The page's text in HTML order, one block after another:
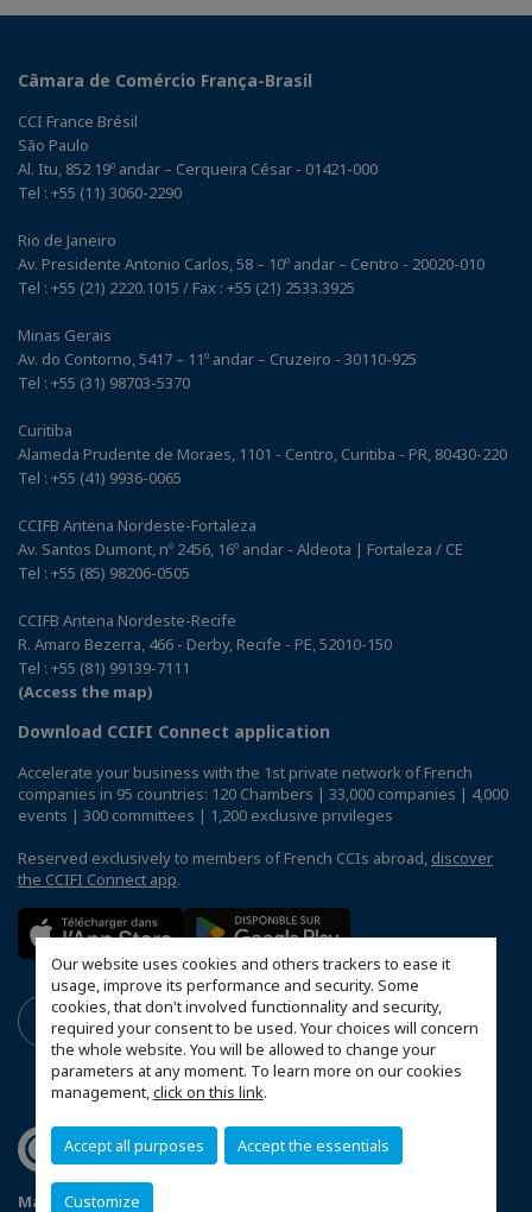
Our website uses cookies and others trackers to ease it
usage, improve its performance and security. Some
cookies, that don't involved functionnality and security,
required your consent to be used. Your choices will concern
the whole website. You will be allowed to change your
parameters at any moment. To learn more on our cookies
management,click on this link.
Accept all purposes Accept the essentials
Customize
Câmara de Comércio França-Brasil
CCI France Brésil
São Paulo
Al. Itu, 852 19º andar – Cerqueira César - 01421-000
Tel : +55 (11) 3060-2290
Rio de Janeiro
Av. Presidente Antonio Carlos, 58 – 10º andar – Centro - 20020-010
Tel : +55 (21) 2220.1015 / Fax : +55 (21) 2533.3925
Minas Gerais
Av. do Contorno, 5417 – 11º andar – Cruzeiro - 30110-925
Tel : +55 (31) 98703-5370
Curitiba
Alameda Prudente de Moraes, 1101 - Centro, Curitiba - PR, 80430-220
Tel : +55 (41) 9936-0065
CCIFB Antena Nordeste-Fortaleza
Av. Santos Dumont, nº 2456, 16º andar - Aldeota | Fortaleza / CE
Tel : +55 (85) 98206-0505
CCIFB Antena Nordeste-Recife
R. Amaro Bezerra, 466 - Derby, Recife - PE, 52010-150
Tel : +55 (81) 99139-7111
(Access the map)
Download CCIFI Connect application
Accelerate your business with the 1st private network of French
companies in 95 countries: 120 Chambers | 33,000 companies | 4,000
events | 300 committees | 1,200 exclusive privileges
Reserved exclusively to members of French CCIs abroad, discover
the CCIFI Connect app.
Mapa do Site